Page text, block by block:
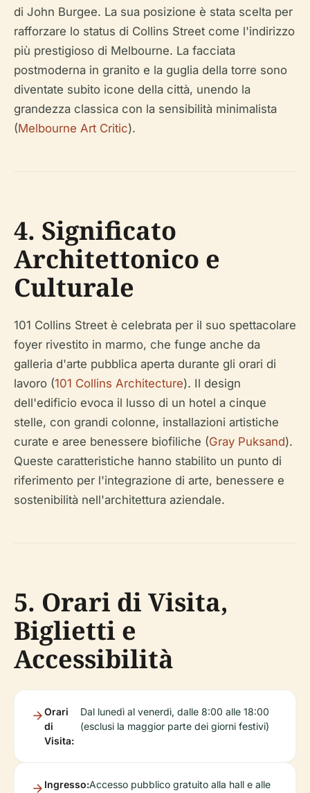
di John Burgee. La sua posizione è stata scelta per
rafforzare lo status di Collins Street come l'indirizzo
più prestigioso di Melbourne. La facciata
postmoderna in granito e la guglia della torre sono
diventate subito icone della città, unendo la
grandezza classica con la sensibilità minimalista
(Melbourne Art Critic).
4. Significato
Architettonico e
Culturale
101 Collins Street è celebrata per il suo spettacolare
foyer rivestito in marmo, che funge anche da
galleria d'arte pubblica aperta durante gli orari di
lavoro (101 Collins Architecture). Il design
dell'edificio evoca il lusso di un hotel a cinque
stelle, con grandi colonne, installazioni artistiche
curate e aree benessere biofiliche (Gray Puksand).
Queste caratteristiche hanno stabilito un punto di
riferimento per l'integrazione di arte, benessere e
sostenibilità nell'architettura aziendale.
5. Orari di Visita,
Biglietti e
Accessibilità
Orari
di
Visita:
Dal lunedì al venerdì, dalle 8:00 alle 18:00
(esclusi la maggior parte dei giorni festivi)
Ingresso:Accesso pubblico gratuito alla hall e alle